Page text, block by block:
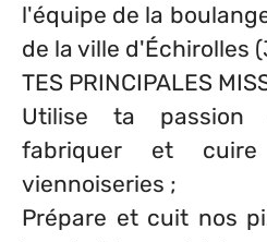
l'équipe de la
de la ville d'Échirolles
TES PRINCIPALES
Utilise ta
fabriquer et
viennoiseries ;
Prépare et cuit nos